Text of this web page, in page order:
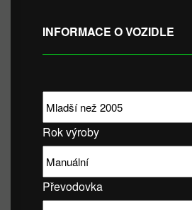
INFORMACE O VOZIDLE
Rok výroby
Převodovka